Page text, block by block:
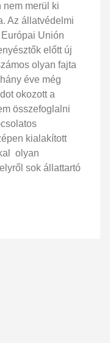
nem merül ki
Az állatvédelmi
Unión
előtt új
olyan fajta
éve még
okozott a
összefoglalni
kialakított
olyan
sok állattartó